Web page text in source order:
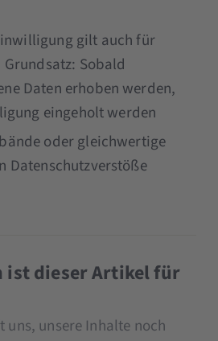
gilt auch für
Sobald
Daten erhoben werden,
eingeholt werden
oder gleichwertige
Datenschutzverstöße
ist dieser Artikel für
uns, unsere Inhalte noch